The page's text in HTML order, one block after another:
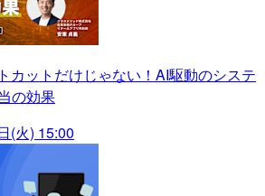
カットだけじゃない！AI駆動のシステ
の効果
(火) 15:00